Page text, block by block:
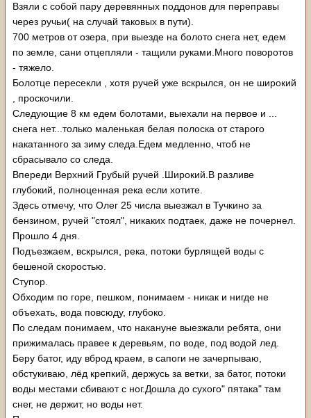
Взяли с собой пару деревянных поддонов для переправы
через ручьи( на случай таковых в пути).
700 метров от озера, при выезде на болото снега нет, едем
по земле, сани отцепляли - тащили руками.Много поворотов
- тяжело.
Болотце пересекли , хотя ручей уже вскрылся, он не широкий
, проскочили.
Следующие 8 км едем болотами, выехали на первое и ...
снега нет...только маленькая белая полоска от старого
накатанного за зиму следа.Едем медленно, чтоб не
сбрасывало со следа.
Впереди Верхний Грубый ручей .Широкий.В разливе
глубокий, полноценная река если хотите.
Здесь отмечу, что Олег 25 числа выезжал в Тучкино за
бензином, ручей "стоял", никаких подтаек, даже не почернел.
Прошло 4 дня.
Подъезжаем, вскрылся, река, потоки бурлящей воды с
бешеной скоростью.
Ступор.
Обходим по горе, пешком, понимаем - никак и нигде не
объехать, вода повсюду, глубоко.
По следам понимаем, что накануне выезжали ребята, они
прижималась правее к деревьям, по воде, под водой лед.
Беру батог, иду вброд краем, в сапоги не зачерпываю,
обстукиваю, лёд крепкий, держусь за ветки, за батог, потоки
воды местами сбивают с ног.Дошла до сухого" пятака" там
снег, не держит, но воды нет.